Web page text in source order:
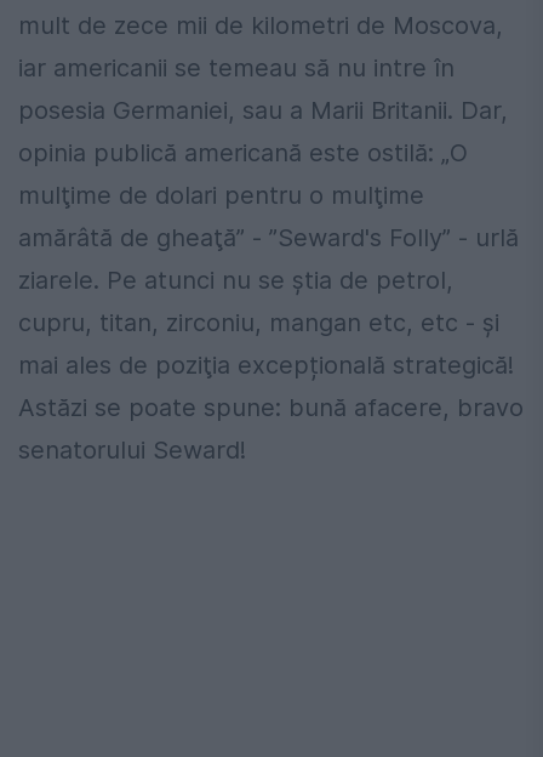
mult de zece mii de kilometri de Moscova,
iar americanii se temeau să nu intre în
posesia Germaniei, sau a Marii Britanii. Dar,
opinia publică americană este ostilă: „O
mulţime de dolari pentru o mulţime
amărâtă de gheaţă” - ”Seward's Folly” - urlă
ziarele. Pe atunci nu se ştia de petrol,
cupru, titan, zirconiu, mangan etc, etc - şi
mai ales de poziţia excepțională strategică!
Astăzi se poate spune: bună afacere, bravo
senatorului Seward!